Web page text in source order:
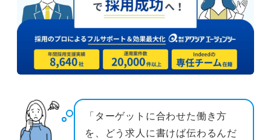
「ターゲットに合わせた働き方
を、どう求人に書けば伝わるんだ